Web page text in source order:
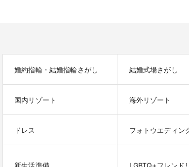
婚約指輪・結婚指輪さがし 結婚式場さがし
国内リゾート 海外リゾート
ドレス フォトウエディン